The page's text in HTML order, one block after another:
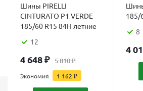
Шины PIRELLI
CINTURATO P1 VERDE
185/60 R15 84H летние
12
4 648₽ 5 810₽
Экономия 1 162 ₽
185/
8
4